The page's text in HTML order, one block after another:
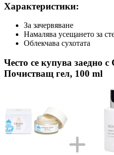
Характеристики:
За зачервяване
Намалява усещането за
Облекчава сухотата
Често се купува заедно
Почистващ гел, 100 ml